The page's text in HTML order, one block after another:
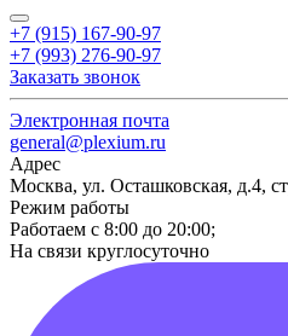
+7 (915) 167-90-97
+7 (993) 276-90-97
Заказать звонок
Электронная почта
general@plexium.ru
Адрес
Москва, ул. Осташковская, д.4,
Режим работы
Работаем с 8:00 до 20:00;
На связи круглосуточно